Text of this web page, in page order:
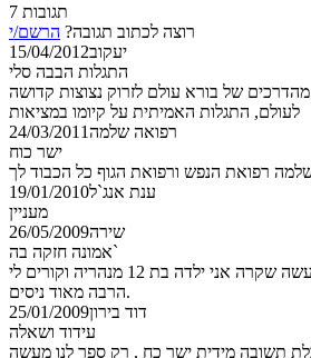
7 תגובות
רוצה לכתוב תגובה? הרשם/י
יעקוב15/04/2012
התגלות הבבה סלי
של בורא עולם לזרוק נצוצות קדושה
לעולם, התגלות האמיתית על קיומו במציאות
רפואה שלמה24/03/2011
ישר כוח
ענת אנג`ל19/01/2010
מעניין
שירה26/05/2009
אמונה חזקה בה`
אני ממש לא מתפלאת למעשה שקרה אני ילדה בת 12 מנהריה וקורים לי
הרבה מאוד ניסים.
דוד בירון25/01/2009
עידוד ושאלה
תשובה מידית ישר כח , רק ספר לנו מעשה